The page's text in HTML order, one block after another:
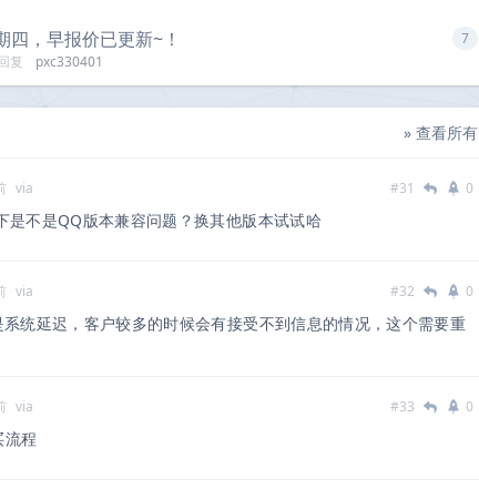
四，早报价已更新~！
复 pxc330401
7
» 查看所有
via #31 0
是不是QQ版本兼容问题？换其他版本试试哈
via #32 0
统延迟，客户较多的时候会有接受不到信息的情况，这个需要重
via #33 0
程